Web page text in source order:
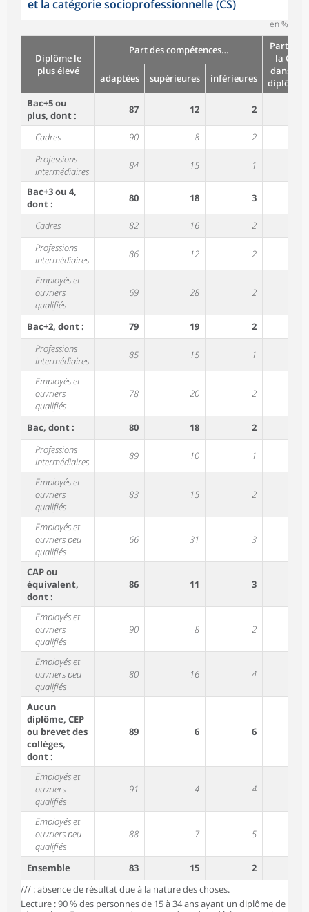
et la catégorie socioprofessionnelle (CS)
en %
Diplôme le
plus élevé
Part des compétences…
Part de
la CS
dans le
diplôme
adaptées supérieures
inférieures
Bac+5 ou
plus, dont :
87 12 2
Cadres 90 8 2
Professions
intermédiaires
84 15 1
Bac+3 ou 4,
dont :
80 18 3
Cadres 82 16 2
Professions
intermédiaires
86 12 2
Employés et
ouvriers
qualifiés
69 28 2
Bac+2, dont : 79 19 2
Professions
intermédiaires
85 15 1
Employés et
ouvriers
qualifiés
78 20 2
Bac, dont : 80 18 2
Professions
intermédiaires
89 10 1
Employés et
ouvriers
qualifiés
83 15 2
Employés et
ouvriers peu
qualifiés
66 31 3
CAP ou
équivalent,
dont :
86 11 3
Employés et
ouvriers
qualifiés
90 8 2
Employés et
ouvriers peu
qualifiés
80 16 4
Aucun
diplôme, CEP
ou brevet des
collèges,
dont :
89 6 6
Employés et
ouvriers
qualifiés
91 4 4
Employés et
ouvriers peu
qualifiés
88 7 5
Ensemble 83 15 2
/// : absence de résultat due à la nature des choses.
Lecture : 90 % des personnes de 15 à 34 ans ayant un diplôme de